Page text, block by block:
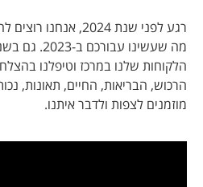
רגע לפני שנת 2024,
מה שעשינו
הלקוחות שלנו במרכז וטיפלנו
הרכוש, הבריאות, החיים, תאונות,
מוזמנים לצפות ולדבר איתנו.